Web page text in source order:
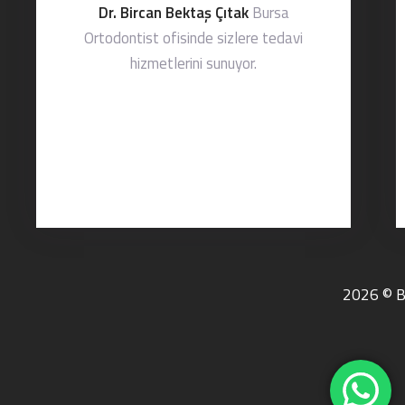
Dr. Bircan Bektaş ÇıtakBursa
Ortodontist ofisinde sizlere tedavi
hizmetlerini sunuyor.
2026 ©